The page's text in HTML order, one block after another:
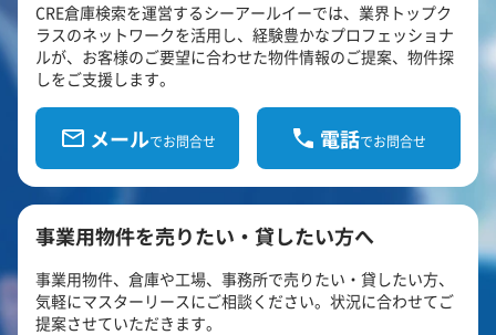
CRE倉庫検索を運営するシーアールイーでは、業界トップク
ラスのネットワークを活用し、経験豊かなプロフェッショナ
ルが、お客様のご要望に合わせた物件情報のご提案、物件探
しをご支援します。
メールでお問合せ 電話でお問合せ
事業用物件を売りたい・貸したい方へ
事業用物件、倉庫や工場、事務所で売りたい・貸したい方、
気軽にマスターリースにご相談ください。状況に合わせてご
提案させていただきます。